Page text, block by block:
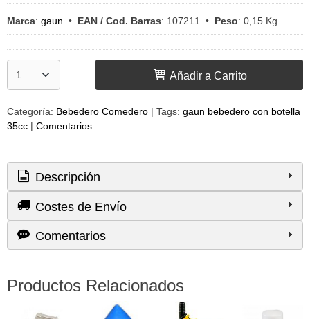
Marca: gaun • EAN / Cod. Barras: 107211 • Peso: 0,15 Kg
Añadir a Carrito
Categoría: Bebedero Comedero | Tags: gaun bebedero con botella
35cc | Comentarios
Descripción
Costes de Envío
Comentarios
Productos Relacionados